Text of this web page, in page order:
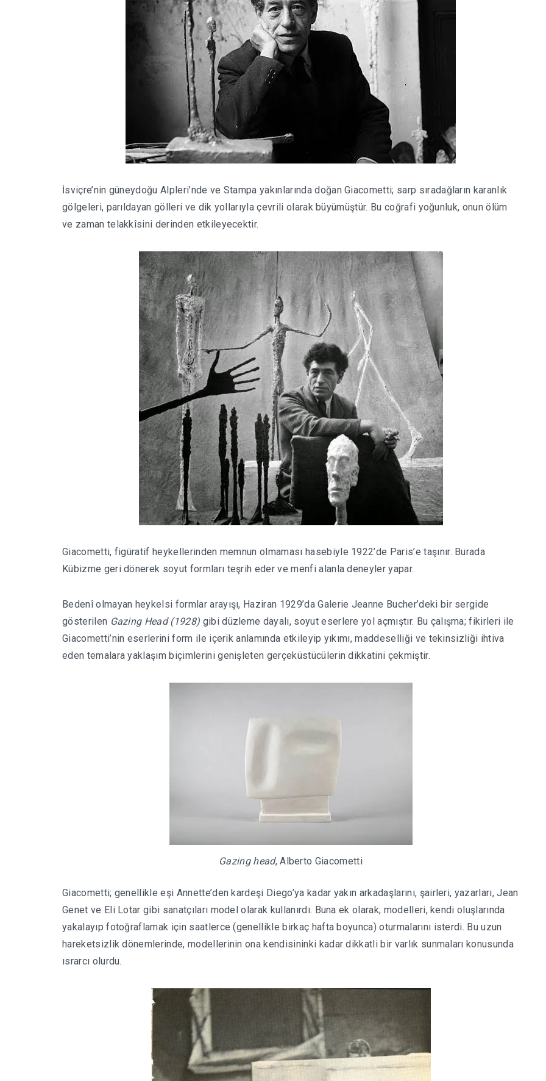
İsviçre’nin güneydoğu Alpleri’nde ve Stampa yakınlarında doğan Giacometti; sarp sıradağların karanlık
gölgeleri, parıldayan gölleri ve dik yollarıyla çevrili olarak büyümüştür. Bu coğrafi yoğunluk, onun ölüm
ve zaman telakkîsini derinden etkileyecektir.
Giacometti, figüratif heykellerinden memnun olmaması hasebiyle 1922’de Paris’e taşınır. Burada
Kübizme geri dönerek soyut formları teşrih eder ve menfi alanla deneyler yapar.
Bedenî olmayan heykelsi formlar arayışı, Haziran 1929’da Galerie Jeanne Bucher’deki bir sergide
gösterilen Gazing Head (1928) gibi düzleme dayalı, soyut eserlere yol açmıştır. Bu çalışma; fikirleri ile
Giacometti’nin eserlerini form ile içerik anlamında etkileyip yıkımı, maddeselliği ve tekinsizliği ihtiva
eden temalara yaklaşım biçimlerini genişleten gerçeküstücülerin dikkatini çekmiştir.
Gazing head, Alberto Giacometti
Giacometti; genellikle eşi Annette’den kardeşi Diego’ya kadar yakın arkadaşlarını, şairleri, yazarları, Jean
Genet ve Eli Lotar gibi sanatçıları model olarak kullanırdı. Buna ek olarak; modelleri, kendi oluşlarında
yakalayıp fotoğraflamak için saatlerce (genellikle birkaç hafta boyunca) oturmalarını isterdi. Bu uzun
hareketsizlik dönemlerinde, modellerinin ona kendisininki kadar dikkatli bir varlık sunmaları konusunda
ısrarcı olurdu.